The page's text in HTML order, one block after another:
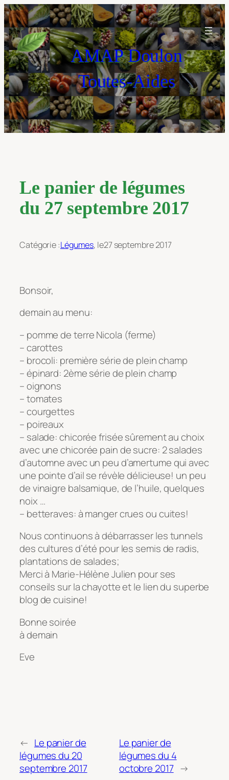
Aller
au
contenu
AMAP Doulon
Toutes-Aides
Le panier de légumes
du 27 septembre 2017
Catégorie :Légumes, le27 septembre 2017
Bonsoir,
demain au menu:
– pomme de terre Nicola (ferme)
– carottes
– brocoli: première série de plein champ
– épinard: 2ème série de plein champ
– oignons
– tomates
– courgettes
– poireaux
– salade: chicorée frisée sûrement au choix
avec une chicorée pain de sucre: 2 salades
d’automne avec un peu d’amertume qui avec
une pointe d’ail se révèle délicieuse! un peu
de vinaigre balsamique, de l’huile, quelques
noix …
– betteraves: à manger crues ou cuites!
Nous continuons à débarrasser les tunnels
des cultures d’été pour les semis de radis,
plantations de salades;
Merci à Marie-Hélène Julien pour ses
conseils sur la chayotte et le lien du superbe
blog de cuisine!
Bonne soirée
à demain
Eve
← Le panier de
légumes du 20
septembre 2017
Le panier de
légumes du 4
octobre 2017 →